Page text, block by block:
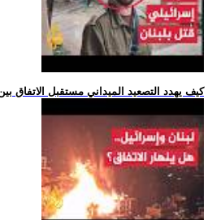
.. كيف يهدد التصعيد الميداني مستقبل الاتفاق